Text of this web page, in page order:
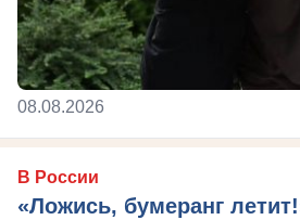
08.08.2026
В России
«Ложись, бумеранг